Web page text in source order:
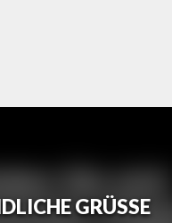
GRÜSSE